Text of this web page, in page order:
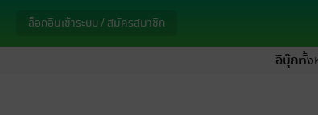
ล็อกอินเข้าระบบ / สมัครสมาชิก
อีบุ๊กทั้